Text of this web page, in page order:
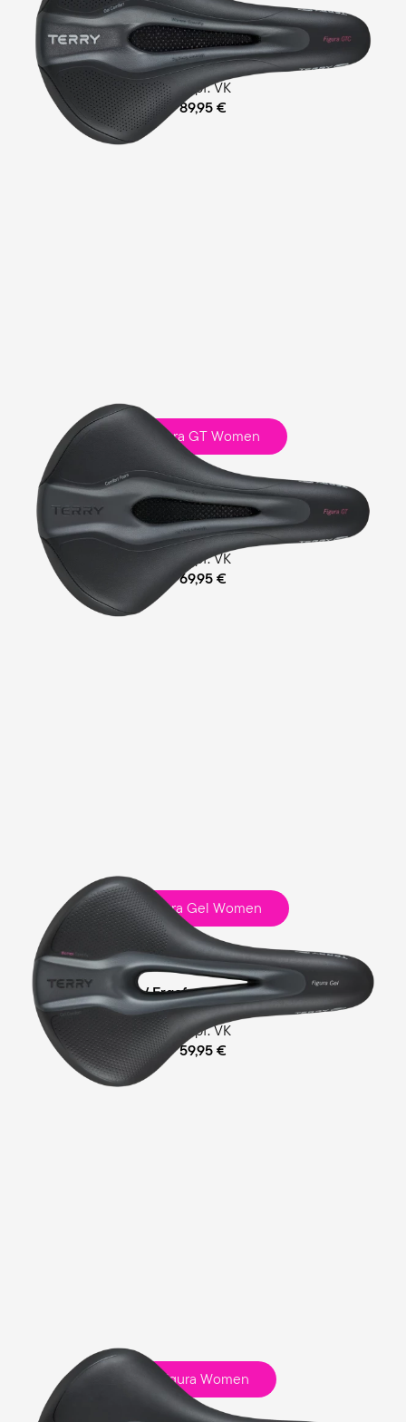
Fitness
Comfort Foam / Comfort Gel Polsterung
empf. VK
89,95 €
Figura GT Women
Fitness
Comfort Foam Polsterung
empf. VK
69,95 €
Figura Gel Women
Fitness
Comfort Gel / Ergofoam-Schaum Polsterung
empf. VK
59,95 €
Figura Women